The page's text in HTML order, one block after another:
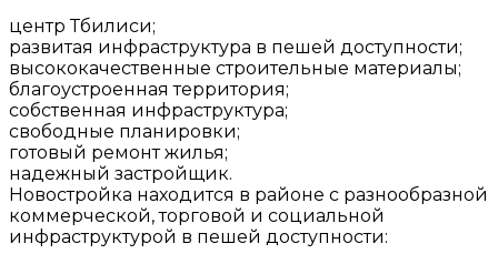
центр Тбилиси;
развитая инфраструктура в пешей доступности;
высококачественные строительные материалы;
благоустроенная территория;
собственная инфраструктура;
свободные планировки;
готовый ремонт жилья;
надежный застройщик.
Новостройка находится в районе с разнообразной
коммерческой, торговой и социальной
инфраструктурой в пешей доступности: